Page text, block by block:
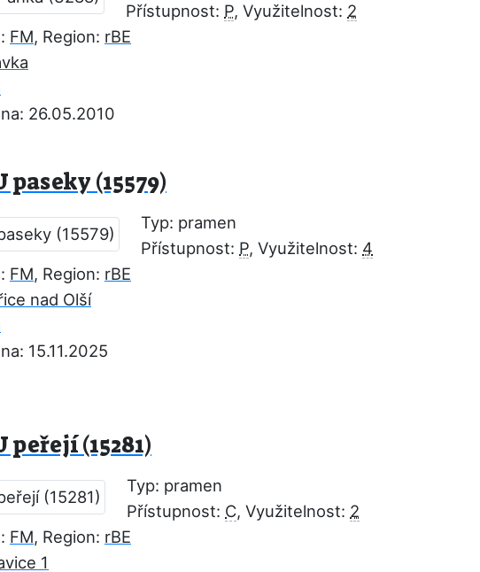
Přístupnost: P, Využitelnost: 2
FM, Region: rBE
26.05.2010
(15579)
Typ: pramen
Přístupnost: P, Využitelnost: 4
FM, Region: rBE
nad Olší
15.11.2025
(15281)
Typ: pramen
Přístupnost: C, Využitelnost: 2
FM, Region: rBE
1